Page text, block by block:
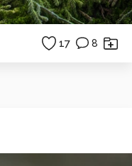
17 8